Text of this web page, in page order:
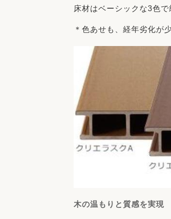
床材はベーシックな3色
＊色あせも、経年劣化が
木の温もりと質感を実現